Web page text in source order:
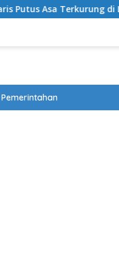
di Lapas Bangli,
Pemerintahan